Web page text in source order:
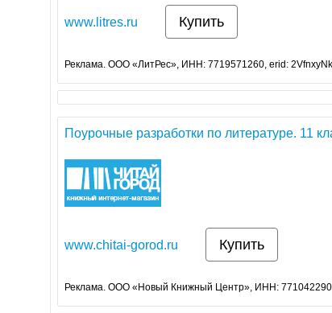
www.litres.ru Купить
Реклама. ООО «ЛитРес», ИНН: 7719571260, erid:
Поурочные разработки по литературе. 11
www.chitai-gorod.ru Купить
Реклама. ООО «Новый Книжный Центр», ИНН: